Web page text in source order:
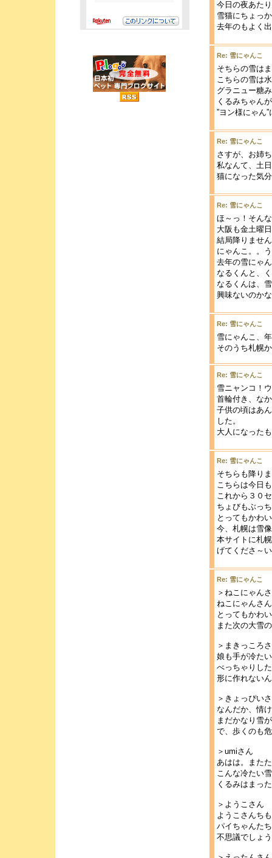
今日の夜あた
雪猫にちょっ
去年のもよく
Re: 雪にゃんこ
そちらの雪は
こちらの雪は
グラニュー糖
くるみちゃん
”ヨン様にゃん
Re: 雪にゃんこ
さすが、お姉
私なんて、土
猫になった気
Re: 雪にゃんこ
ほ～っ！そん
大阪も金土曜
結局降りませ
にゃんこ。。
去年の雪にゃ
なるくんと、
なるくんは、
興味ないのか
Re: 雪にゃんこ
雪にゃんこ、
そのうち札幌
Re: 雪にゃんこ
雪ニャンコ！
首輪付き、な
子供の頃はあ
した。
大人になった
Re: 雪にゃんこ
そちらも降り
こちらは今日
これから３０
ちょびもぶっ
とってもかわ
今、札幌は雪
本サイトに札
げてくださ～
Re: 雪にゃんこ
＞ねこにゃん
ねこにゃんさ
とってもかわ
また次の大雪
＞まきっころ
娘も手が冷た
べっちゃりし
形に作れない
＞きょっぴい
なんだか、情
まだかなり雪
で、歩くのも
＞umiさん
あはは。また
こんな冷たい
くるみはまっ
＞ようこさん
ようこさんち
パイちゃんた
不思議でしょ